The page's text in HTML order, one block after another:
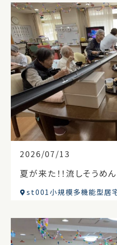
2026/07/13
夏が来た！！流しそうめ
st001小規模多機能型居